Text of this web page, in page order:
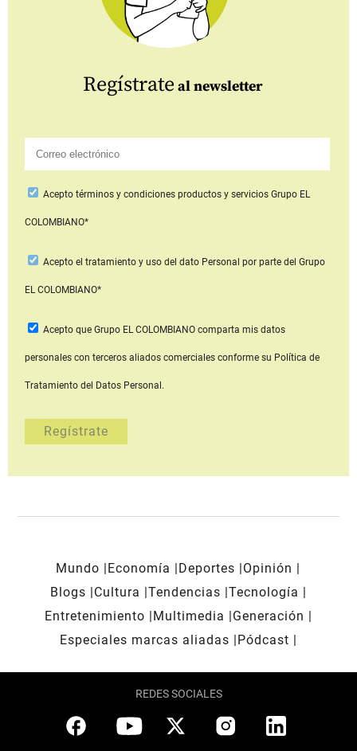
Regístrate al newsletter
Aceptotérminos y condiciones productos y serviciosGrupo EL
COLOMBIANO*
Acepto el tratamiento y uso del dato Personal por parte del Grupo
EL COLOMBIANO*
Acepto que Grupo EL COLOMBIANOcomparta mis datos
personales con terceros aliados comerciales conforme su Política de
Tratamiento del Datos Personal.
Mundo Economía Deportes
Opinión
Blogs
Cultura Tendencias Tecnología
Entretenimiento
Multimedia
Generación
Especiales marcas aliadas
Pódcast
REDES SOCIALES